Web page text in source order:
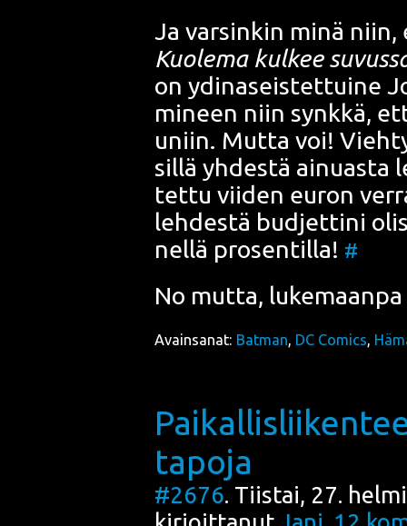
Ja var­sin­kin minä
Kuo­le­ma kul­kee
on ydin­a­seis­tet­tui­ne
mi­neen niin synk­kä,
uniin. Mut­ta voi!
sil­lä yhdes­tä ainuas­ta
tet­tu vii­den euron
leh­des­tä bud­jet­ti­ni
nel­lä pro­sen­til­la! #
No mut­ta,
Avainsanat: Batman, DC Comics,
tapoja
#2676. Tiistai, 27.